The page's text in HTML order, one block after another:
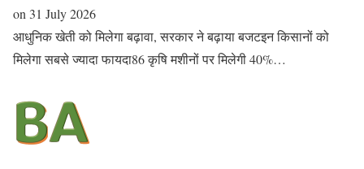
on 31 July 2026
आधुनिक खेती को मिलेगा बढ़ावा, सरकार ने बढ़ाया बजटइन किसानों को
मिलेगा सबसे ज्यादा फायदा86 कृषि मशीनों पर मिलेगी 40%…